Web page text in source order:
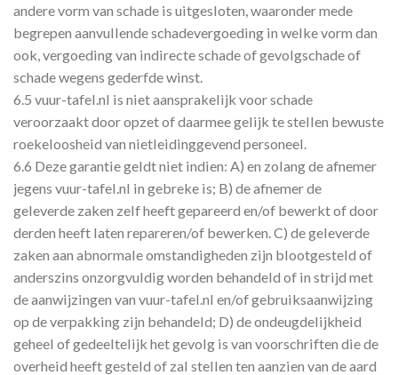
andere vorm van schade is uitgesloten, waaronder mede
begrepen aanvullende schadevergoeding in welke vorm dan
ook, vergoeding van indirecte schade of gevolgschade of
schade wegens gederfde winst.
6.5 vuur-tafel.nl is niet aansprakelijk voor schade
veroorzaakt door opzet of daarmee gelijk te stellen bewuste
roekeloosheid van nietleidinggevend personeel.
6.6 Deze garantie geldt niet indien: A) en zolang de afnemer
jegens vuur-tafel.nl in gebreke is; B) de afnemer de
geleverde zaken zelf heeft gepareerd en/of bewerkt of door
derden heeft laten repareren/of bewerken. C) de geleverde
zaken aan abnormale omstandigheden zijn blootgesteld of
anderszins onzorgvuldig worden behandeld of in strijd met
de aanwijzingen van vuur-tafel.nl en/of gebruiksaanwijzing
op de verpakking zijn behandeld; D) de ondeugdelijkheid
geheel of gedeeltelijk het gevolg is van voorschriften die de
overheid heeft gesteld of zal stellen ten aanzien van de aard